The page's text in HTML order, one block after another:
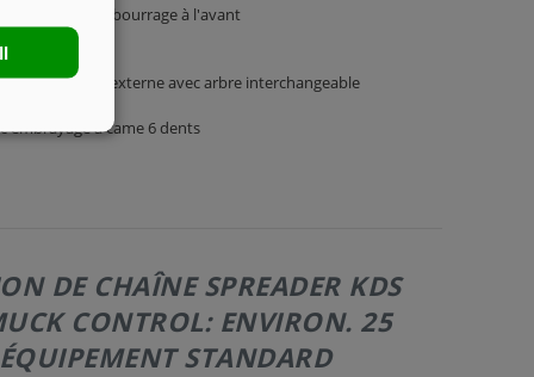
du curseur de bourrage à l'avant
lubrification externe avec arbre interchangeable
embrayage à came 6 dents
DE CHAÎNE SPREADER KDS
CONTROL: ENVIRON. 25
STANDARD